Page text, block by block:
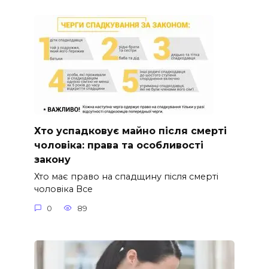
Хто успадковує майно після смерті
чоловіка: права та особливості
закону
Хто має право на спадщину після смерті
чоловіка Все
0 89